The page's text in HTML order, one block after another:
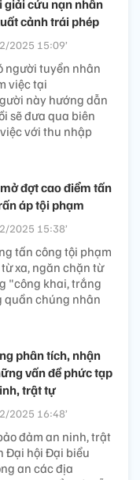
giải cứu nạn nhân
cảnh trái phép
2025 15:09’
người tuyển nhân
việc tại
này hướng dẫn
sẽ đưa qua biên
với thu nhập
đợt cao điểm tấn
áp tội phạm
2025 15:38’
tấn công tội phạm
xa, ngăn chặn từ
"công khai, trắng
quần chúng nhân
phân tích, nhận
vấn đề phức tạp
trật tự
2025 16:48’
đảm an ninh, trật
Đại hội Đại biểu
an các địa